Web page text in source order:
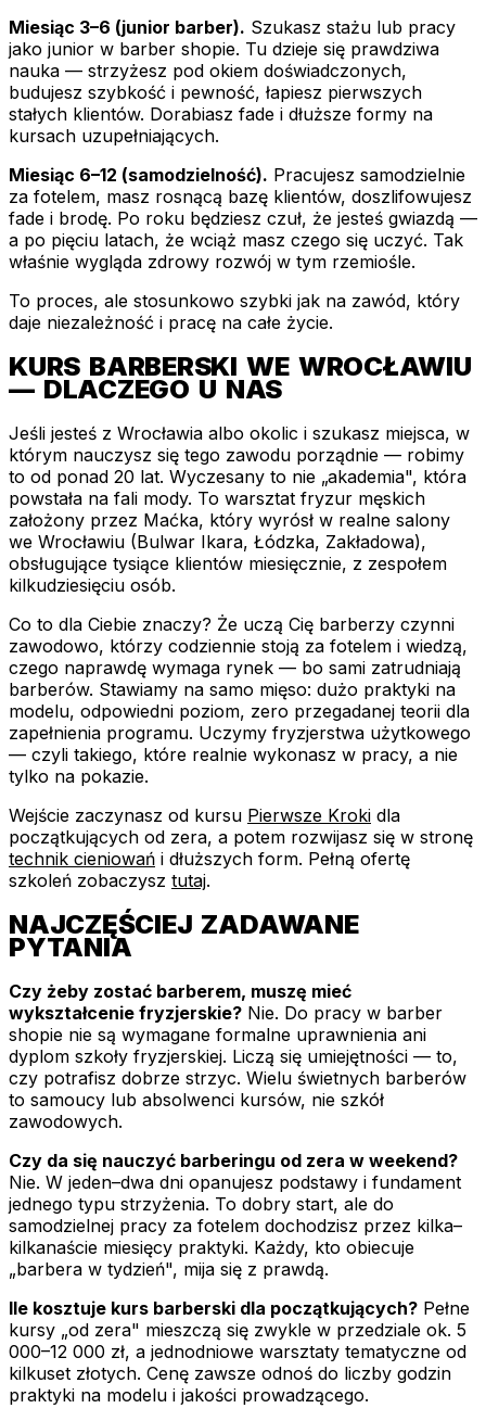
Miesiąc 3–6 (junior barber). Szukasz stażu lub pracy
jako junior w barber shopie. Tu dzieje się prawdziwa
nauka — strzyżesz pod okiem doświadczonych,
budujesz szybkość i pewność, łapiesz pierwszych
stałych klientów. Dorabiasz fade i dłuższe formy na
kursach uzupełniających.
Miesiąc 6–12 (samodzielność). Pracujesz samodzielnie
za fotelem, masz rosnącą bazę klientów, doszlifowujesz
fade i brodę. Po roku będziesz czuł, że jesteś gwiazdą —
a po pięciu latach, że wciąż masz czego się uczyć. Tak
właśnie wygląda zdrowy rozwój w tym rzemiośle.
To proces, ale stosunkowo szybki jak na zawód, który
daje niezależność i pracę na całe życie.
KURS BARBERSKI WE WROCŁAWIU
— DLACZEGO U NAS
Jeśli jesteś z Wrocławia albo okolic i szukasz miejsca, w
którym nauczysz się tego zawodu porządnie — robimy
to od ponad 20 lat. Wyczesany to nie „akademia", która
powstała na fali mody. To warsztat fryzur męskich
założony przez Maćka, który wyrósł w realne salony
we Wrocławiu (Bulwar Ikara, Łódzka, Zakładowa),
obsługujące tysiące klientów miesięcznie, z zespołem
kilkudziesięciu osób.
Co to dla Ciebie znaczy? Że uczą Cię barberzy czynni
zawodowo, którzy codziennie stoją za fotelem i wiedzą,
czego naprawdę wymaga rynek — bo sami zatrudniają
barberów. Stawiamy na samo mięso: dużo praktyki na
modelu, odpowiedni poziom, zero przegadanej teorii dla
zapełnienia programu. Uczymy fryzjerstwa użytkowego
— czyli takiego, które realnie wykonasz w pracy, a nie
tylko na pokazie.
Wejście zaczynasz od kursu Pierwsze Kroki dla
początkujących od zera, a potem rozwijasz się w stronę
technik cieniowań i dłuższych form. Pełną ofertę
szkoleń zobaczysz tutaj.
NAJCZĘŚCIEJ ZADAWANE
PYTANIA
Czy żeby zostać barberem, muszę mieć
wykształcenie fryzjerskie? Nie. Do pracy w barber
shopie nie są wymagane formalne uprawnienia ani
dyplom szkoły fryzjerskiej. Liczą się umiejętności — to,
czy potrafisz dobrze strzyc. Wielu świetnych barberów
to samoucy lub absolwenci kursów, nie szkół
zawodowych.
Czy da się nauczyć barberingu od zera w weekend?
Nie. W jeden–dwa dni opanujesz podstawy i fundament
jednego typu strzyżenia. To dobry start, ale do
samodzielnej pracy za fotelem dochodzisz przez kilka–
kilkanaście miesięcy praktyki. Każdy, kto obiecuje
„barbera w tydzień", mija się z prawdą.
Ile kosztuje kurs barberski dla początkujących? Pełne
kursy „od zera" mieszczą się zwykle w przedziale ok. 5
000–12 000 zł, a jednodniowe warsztaty tematyczne od
kilkuset złotych. Cenę zawsze odnoś do liczby godzin
praktyki na modelu i jakości prowadzącego.